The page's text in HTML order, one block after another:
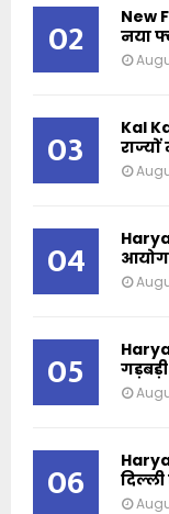
02
New
नया
03
Kal
04
आयोग
05
06